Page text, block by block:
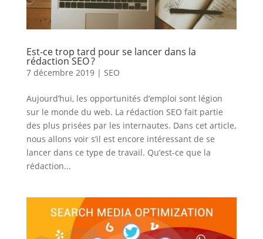
Est-ce trop tard pour se lancer dans la
rédaction SEO ?
7 décembre 2019| SEO
Aujourd’hui, les opportunités d’emploi sont légion
sur le monde du web. La rédaction SEO fait partie
des plus prisées par les internautes. Dans cet article,
nous allons voir s’il est encore intéressant de se
lancer dans ce type de travail. Qu’est-ce que la
rédaction...